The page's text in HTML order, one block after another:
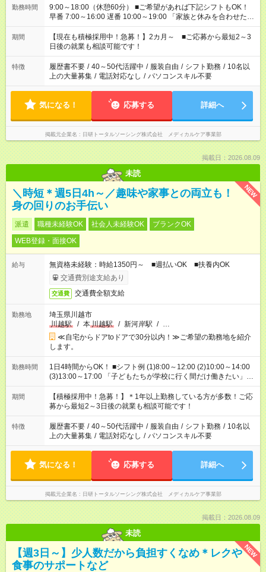
勤務時間
9:00～18:00（休憩60分） ■ご希望があれば下記シフトもOK！
早番 7:00～16:00 遅番 10:00～19:00 「家族と休みを合わせた
い」 「余裕を持って夕飯の準備がしたい」 「できれば残業はし
たくない」 など、ご希望を教えてくださいね。 ※Wワーク希望
の方へ 今ご覧のお仕事で希望する勤務時間と、もう1つのお仕事
の勤務時間。 合計で週40時間を超える場合は応募できません。
期間
【現在も積極採用中！急募！】2カ月～ ■ご応募から最短2～3
日後の就業も相談可能です！
特徴 履歴書不要 / 40～50代活躍中 / 服装自由 / シフト勤務 / 10名以
上の大量募集 / 電話対応なし / パソコンスキル不要
気になる！ 応募する 詳細へ
掲載元企業名 日研トータルソーシング株式会社 メディカルケア事業部
掲載日：2026.08.09
未読
NEW
＼時短＊週5日4h～／趣味や家事との両立も！
身の回りのお手伝い
派遣 職種未経験OK 社会人未経験OK
ブランクOK
WEB登録・面接OK
給与
無資格未経験：時給1350円～ ■週払いOK ■扶養内OK
交通費別途支給あり
交通費 交通費全額支給
勤務地
埼玉県川越市
川越駅
/ 本川越駅 / 新河岸駅 / …
≪自宅からドアtoドアで30分以内！≫ご希望の勤務地を紹介
します。
勤務時間
1日4時間からOK！ ■シフト例 (1)8:00～12:00 (2)10:00～14:00
(3)13:00～17:00 「子どもたちが学校に行く間だけ働きたい」
「余裕を持って夕飯の準備がしたい」 「午前中は働いて、午後
はプライベートの時間にしたい」 など、ご希望を教えてくださ
いね。 ※Wワーク希望の方へ 今ご覧のお仕事で希望する勤務時
間と、もう1つのお仕事の勤務時間。 合計で週40時間を超える
場合は応募できません。
期間
【積極採用中！急募！】＊1年以上勤務している方が多数！ご応
募から最短2～3日後の就業も相談可能です！
特徴 履歴書不要 / 40～50代活躍中 / 服装自由 / シフト勤務 / 10名以
上の大量募集 / 電話対応なし / パソコンスキル不要
気になる！ 応募する 詳細へ
掲載元企業名 日研トータルソーシング株式会社 メディカルケア事業部
掲載日：2026.08.09
未読
NEW
【週3日～】少人数だから負担すくなめ＊レクや
食事のサポートなど